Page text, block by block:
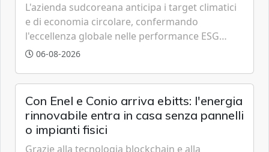
L'azienda sudcoreana anticipa i target climatici
e di economia circolare, confermando
l'eccellenza globale nelle performance ESG
grazie a innovazione, accessibilità e governance
06-08-2026
Con Enel e Conio arriva ebitts: l'energia
rinnovabile entra in casa senza pannelli
o impianti fisici
Grazie alla tecnologia blockchain e alla